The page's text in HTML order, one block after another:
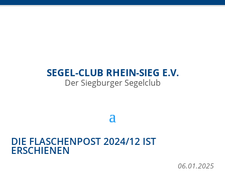
SEGEL-CLUB RHEIN-SIEG E.V.
Der Siegburger Segelclub
DIE FLASCHENPOST 2024/12 IST
ERSCHIENEN
06.01.2025